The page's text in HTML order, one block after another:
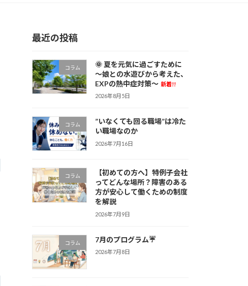
最近の投稿
コラム
🌞 夏を元気に過ごすために
～娘との水遊びから考えた、
EXPの熱中症対策～ 新着!!
2026年8月5日
コラム
”いなくても回る職場”は冷た
い職場なのか
2026年7月16日
コラム
【初めての方へ】特例子会社
ってどんな場所？障害のある
方が安心して働くための制度
を解説
2026年7月9日
コラム 7月のプログラム☔
2026年7月8日